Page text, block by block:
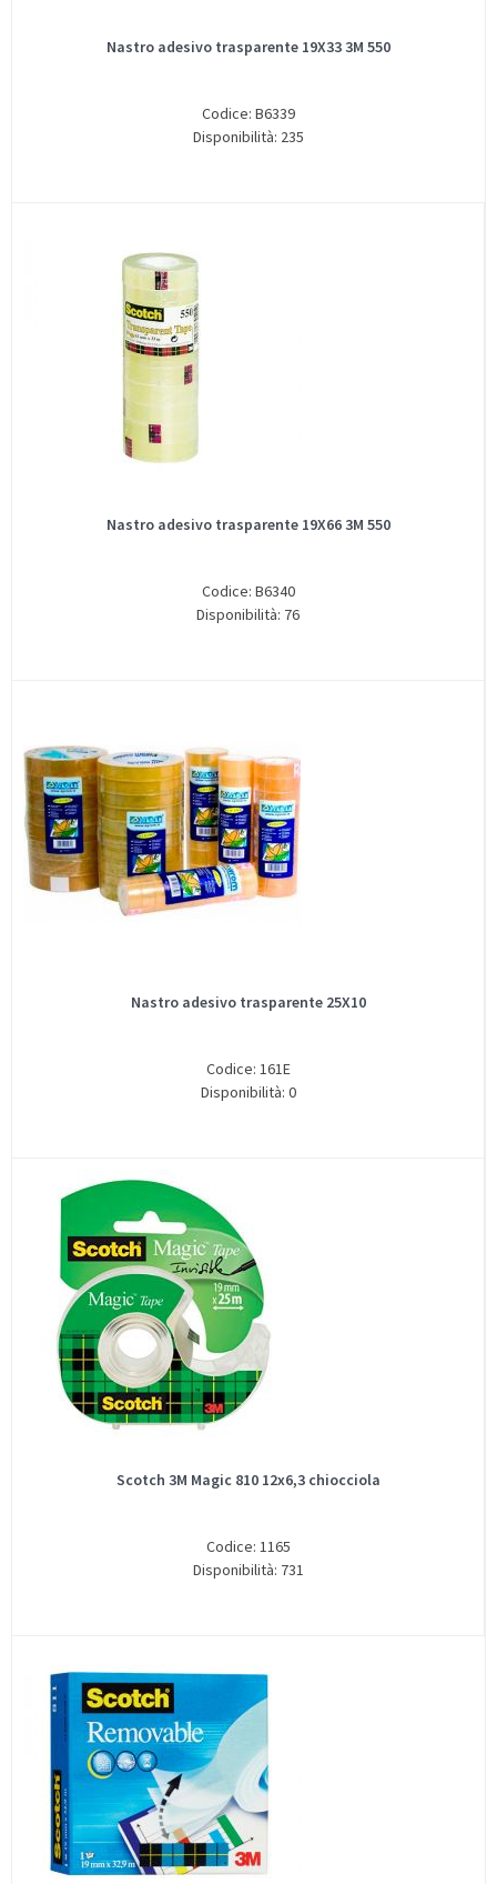
Nastro adesivo trasparente 19X33 3M 550
Codice: B6339
Disponibilità: 235
Nastro adesivo trasparente 19X66 3M 550
Codice: B6340
Disponibilità: 76
Nastro adesivo trasparente 25X10
Codice: 161E
Disponibilità: 0
Scotch 3M Magic 810 12x6,3 chiocciola
Codice: 1165
Disponibilità: 731